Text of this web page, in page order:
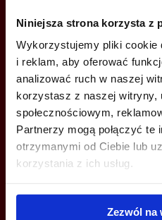
Niniejsza strona korzysta z
Wykorzystujemy pliki cookie
i reklam, aby oferować
analizować ruch w naszej
korzystasz z naszej witryny,
społecznościowym,
Partnerzy mogą połączyć te
otrzymanymi od Ciebie lub
korzystania z ich usług.
Zezwól na
+48 22 167 04 00
info@bazabiur.pl
MOŻESZ TEŻ ZOSTAWIĆ SWÓJ